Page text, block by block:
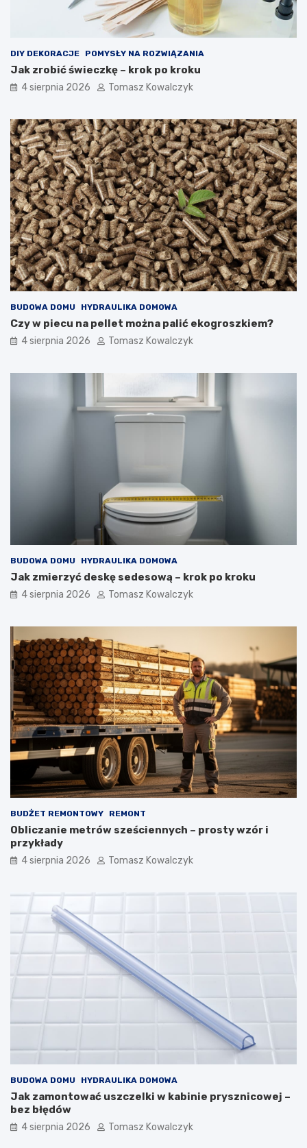
DIY DEKORACJE POMYSŁY NA ROZWIĄZANIA
Jak zrobić świeczkę – krok po kroku
4 sierpnia 2026 Tomasz Kowalczyk
BUDOWA DOMU HYDRAULIKA DOMOWA
Czy w piecu na pellet można palić ekogroszkiem?
4 sierpnia 2026 Tomasz Kowalczyk
BUDOWA DOMU HYDRAULIKA DOMOWA
Jak zmierzyć deskę sedesową – krok po kroku
4 sierpnia 2026 Tomasz Kowalczyk
BUDŻET REMONTOWY REMONT
Obliczanie metrów sześciennych – prosty wzór i
przykłady
4 sierpnia 2026 Tomasz Kowalczyk
BUDOWA DOMU HYDRAULIKA DOMOWA
Jak zamontować uszczelki w kabinie prysznicowej –
bez błędów
4 sierpnia 2026 Tomasz Kowalczyk